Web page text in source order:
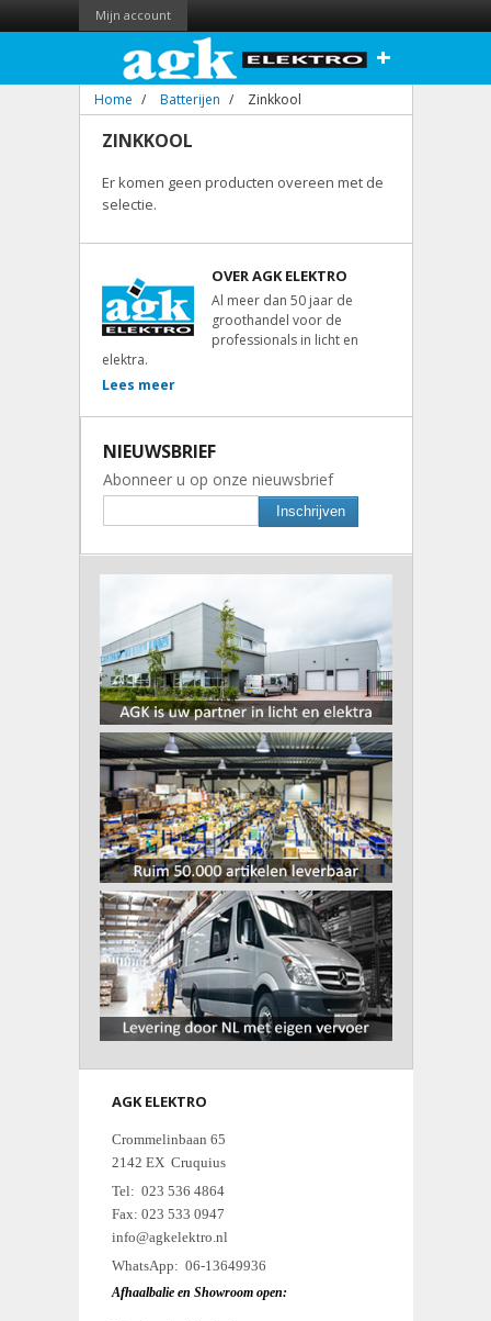
Mijn account
+
Home / Batterijen / Zinkkool
ZINKKOOL
Er komen geen producten overeen met de
selectie.
OVER AGK ELEKTRO
Al meer dan 50 jaar de
groothandel voor de
professionals in licht en
elektra.
Lees meer
NIEUWSBRIEF
Abonneer u op onze nieuwsbrief
Inschrijven
AGK ELEKTRO
Crommelinbaan 65
2142 EX Cruquius
Tel: 023 536 4864
Fax: 023 533 0947
info@agkelektro.nl
WhatsApp: 06-13649936
Afhaalbalie en Showroom open: